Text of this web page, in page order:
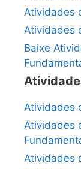
Atividades
Atividades
Baixe
Atividades
Atividades
Atividades